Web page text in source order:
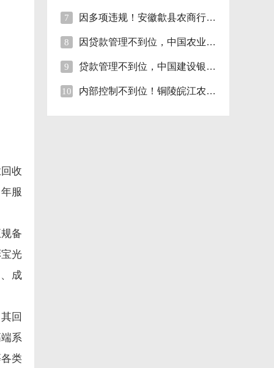
收
服
备
光
成
回
系
类
7 因多项违规！安徽歙县农商行合计被罚110万
8 因贷款管理不到位，中国农业银行砀山支行被
9 贷款管理不到位，中国建设银行股份砀山支行
10 内部控制不到位！铜陵皖江农村商行被罚35万